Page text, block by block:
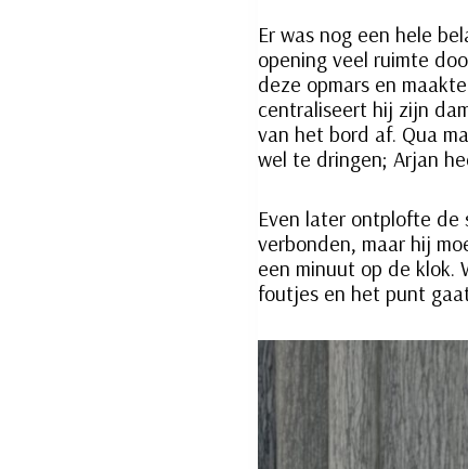
Er was nog een hele
opening veel ruimte
deze opmars en
centraliseert hij zijn
van het bord af. Qua
wel te dringen; Arjan
Even later ontplofte de
verbonden, maar hij
een minuut op de
foutjes en het punt